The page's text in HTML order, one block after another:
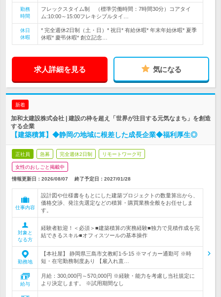
勤務
時間
フレックスタイム制 （標準労働時間：7時間30分）コアタイ
ム:10:00～15:00フレキシブルタイ…
休日
休暇
* 完全週休2日制（土・日）* 祝日* 有給休暇* 年末年始休暇* 夏季
休暇* 慶弔休暇* 創立記念…
求人詳細を見る 気になる
新着
加和太建設株式会社 | 建設の枠を超え「世界が注目する元気なまち」を創造
する企業
【建築積算】◆静岡の地域に根差した成長企業◆福利厚生◎
正社員 急募 完全週休2日制 リモートワーク可
女性のおしごと掲載中
情報更新日：2026/08/07 終了予定日： 2027/01/28
仕事内容
設計図や仕様書をもとにした建築プロジェクトの数量算出から、
価格交渉、発注先選定などの積算・購買業務全般をお任せしま
す。
対象と
なる方
経験者歓迎！＜必須＞■建築積算の実務経験■独力で見積作成を完
結できるスキル■オフィスツールの基本操作
勤務地
【本社屋】 静岡県三島市文教町1-5-15 ※マイカー通勤可 ※時
短・在宅勤務制度あり 【雇入れ直…
給与
月給：300,000円～570,000円 ※経験・能力を考慮し当社規定に
より決定します。 ※試用期間なし